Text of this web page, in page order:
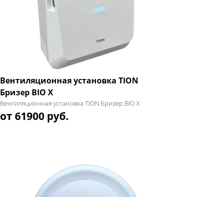
Вентиляционная установка TION
Бризер BIO X
Вентиляционная установка TION Бризер BIO X
от 61900 руб.